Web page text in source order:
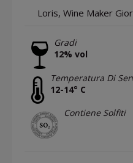
Loris, Wine Maker
Gradi
12% vol
Temperatura Di
12-14° C
Contiene Solfiti